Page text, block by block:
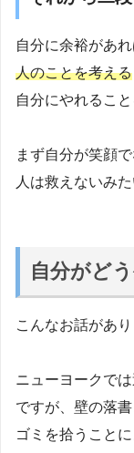
自分に余裕があ
人のことを考える
自分にやれるこ
まず自分が笑顔
人は救えないみ
自分がど
こんなお話があ
ニューヨークで
ですが、壁の落書
ゴミを拾うこと